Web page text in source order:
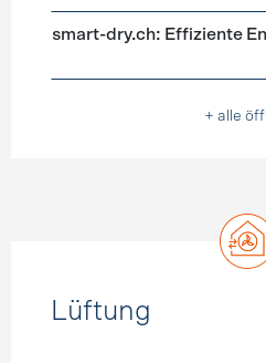
smart-dry.ch: Effiziente
+ alle
Lüftung